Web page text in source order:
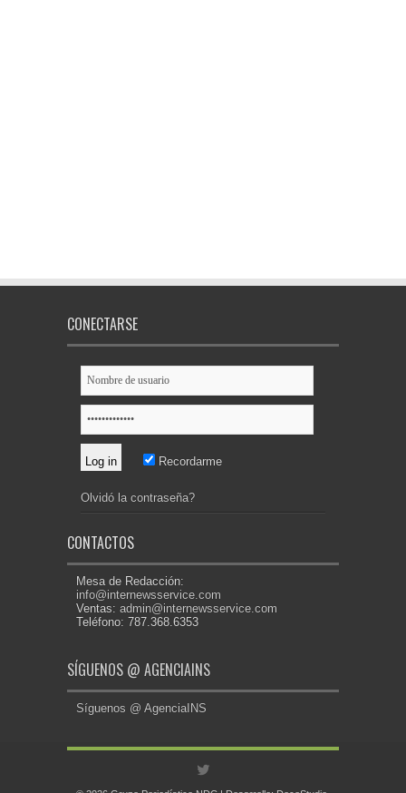
CONECTARSE
Recordarme
Olvidó la contraseña?
CONTACTOS
Mesa de Redacción:
info@internewsservice.com
Ventas: admin@internewsservice.com
Teléfono: 787.368.6353
SÍGUENOS @ AGENCIAINS
Síguenos @ AgenciaINS